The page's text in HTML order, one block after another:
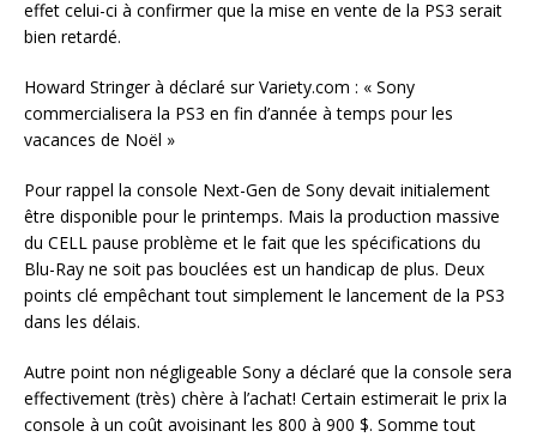
effet celui-ci à confirmer que la mise en vente de la PS3 serait
bien retardé.
Howard Stringer à déclaré sur Variety.com : « Sony
commercialisera la PS3 en fin d’année à temps pour les
vacances de Noël »
Pour rappel la console Next-Gen de Sony devait initialement
être disponible pour le printemps. Mais la production massive
du CELL pause problème et le fait que les spécifications du
Blu-Ray ne soit pas bouclées est un handicap de plus. Deux
points clé empêchant tout simplement le lancement de la PS3
dans les délais.
Autre point non négligeable Sony a déclaré que la console sera
effectivement (très) chère à l’achat! Certain estimerait le prix la
console à un coût avoisinant les 800 à 900 $. Somme tout